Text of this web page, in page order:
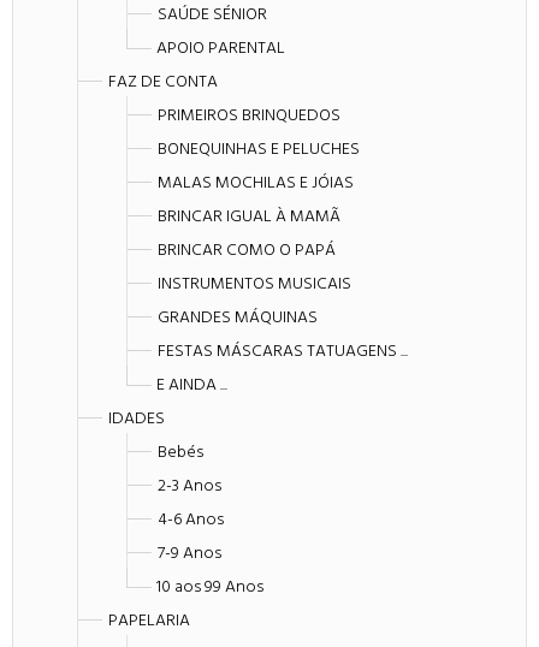
SAÚDE SÉNIOR
APOIO PARENTAL
FAZ DE CONTA
PRIMEIROS BRINQUEDOS
BONEQUINHAS E PELUCHES
MALAS MOCHILAS E JÓIAS
BRINCAR IGUAL À MAMÃ
BRINCAR COMO O PAPÁ
INSTRUMENTOS MUSICAIS
GRANDES MÁQUINAS
FESTAS MÁSCARAS TATUAGENS ...
E AINDA ...
IDADES
Bebés
2-3 Anos
4-6 Anos
7-9 Anos
10 aos 99 Anos
PAPELARIA